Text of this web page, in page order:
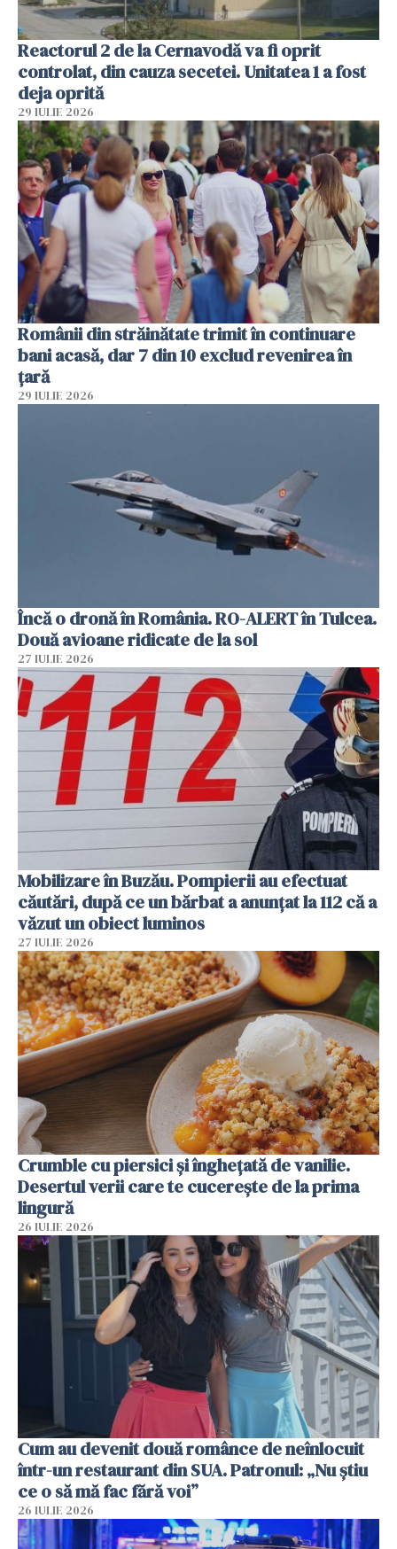
Reactorul 2 de la Cernavodă va fi oprit
controlat, din cauza secetei. Unitatea 1 a fost
deja oprită
29 IULIE 2026
Românii din străinătate trimit în continuare
bani acasă, dar 7 din 10 exclud revenirea în
țară
29 IULIE 2026
Încă o dronă în România. RO-ALERT în Tulcea.
Două avioane ridicate de la sol
27 IULIE 2026
Mobilizare în Buzău. Pompierii au efectuat
căutări, după ce un bărbat a anunțat la 112 că a
văzut un obiect luminos
27 IULIE 2026
Crumble cu piersici și înghețată de vanilie.
Desertul verii care te cucerește de la prima
lingură
26 IULIE 2026
Cum au devenit două românce de neînlocuit
într-un restaurant din SUA. Patronul: „Nu știu
ce o să mă fac fără voi”
26 IULIE 2026